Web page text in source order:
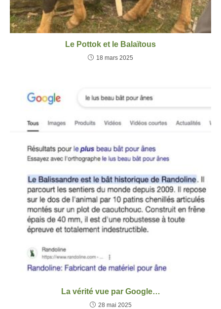
Le Pottok et le Balaïtous
18 mars 2025
La vérité vue par Google…
28 mai 2025